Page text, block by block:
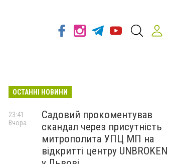
ОСТАННІ НОВИНИ
Садовий прокоментував
скандал через присутність
митрополита УПЦ МП на
відкритті центру UNBROKEN
23:41
Вчора